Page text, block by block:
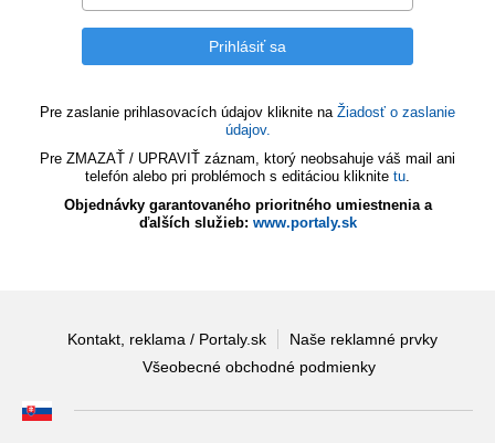
Pre zaslanie prihlasovacích údajov kliknite na Žiadosť o zaslanie
údajov.
Pre ZMAZAŤ / UPRAVIŤ záznam, ktorý neobsahuje váš mail ani
telefón alebo pri problémoch s editáciou kliknite tu.
Objednávky garantovaného prioritného umiestnenia a
ďalších služieb: www.portaly.sk
Kontakt, reklama / Portaly.sk
Naše reklamné prvky
Všeobecné obchodné podmienky